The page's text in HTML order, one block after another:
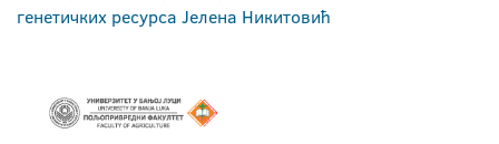
генетичких ресурса Јелена Никитовић